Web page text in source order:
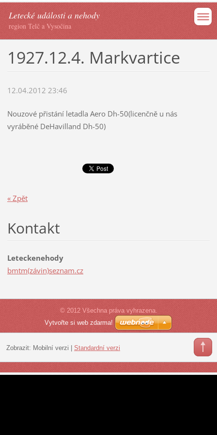
Letecké události a nehody
region Telč a Vysočina
1927.12.4. Markvartice
12.04.2012 23:46
Nouzové přistání letadla Aero Dh-50(licenčně u nás
vyráběné DeHavilland Dh-50)
« Zpět
Kontakt
Leteckenehody
bmtm(závin)seznam.cz
© 2012 Všechna práva vyhrazena.
Vytvořte si web zdarma!
Zobrazit: Mobilní verzi Standardní verzi